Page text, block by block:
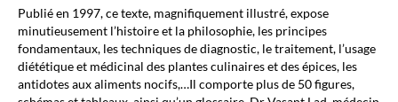
Publié en 1997, ce texte, magnifiquement illustré, expose
minutieusement l’histoire et la philosophie, les principes
fondamentaux, les techniques de diagnostic, le traitement, l’usage
diététique et médicinal des plantes culinaires et des épices, les
antidotes aux aliments nocifs,…Il comporte plus de 50 figures,